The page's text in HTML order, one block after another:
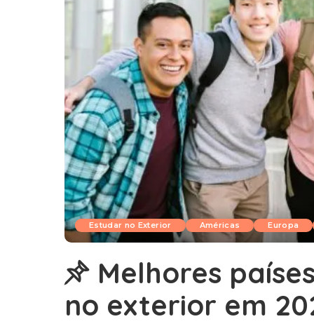
Estudar no Exterior Américas Europa
Melhores
no exterior em